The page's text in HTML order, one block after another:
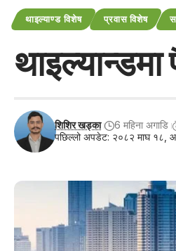
थाइल्याण्ड विशेष प्रवास विशेष
पछिल्लो अपडेट: २०८२ माघ १८,
शिशिर खड्का 6 महिना अगाडि